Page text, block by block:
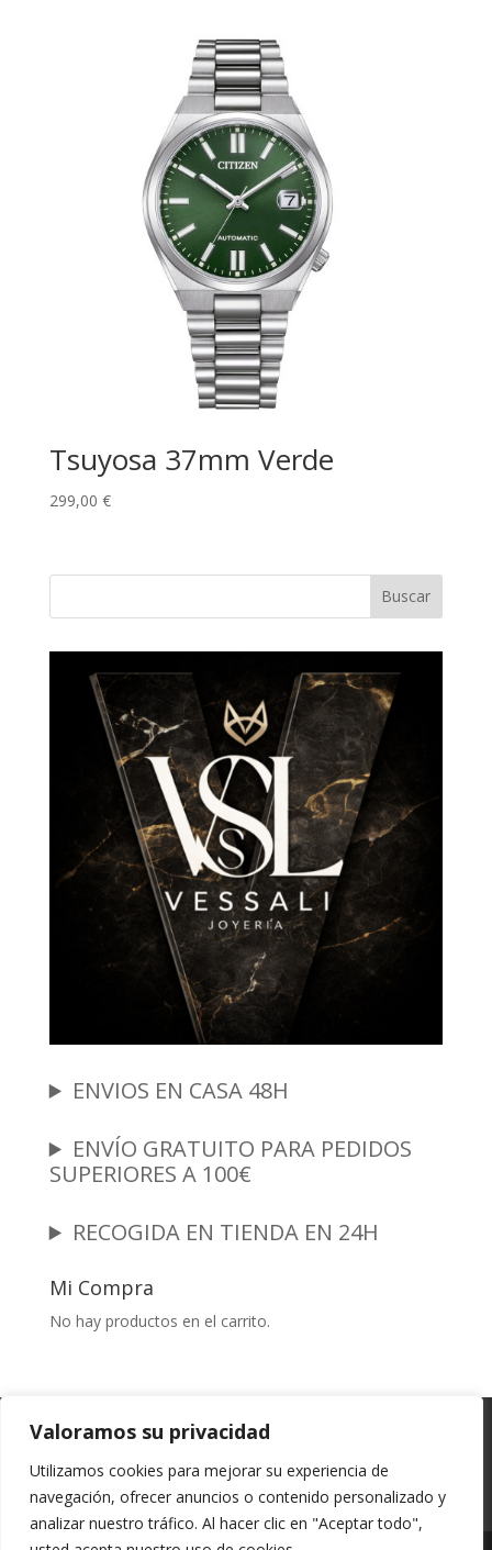
Valoramos su privacidad
Utilizamos cookies para mejorar su experiencia de
navegación, ofrecer anuncios o contenido personalizado y
analizar nuestro tráfico. Al hacer clic en "Aceptar todo",
Tsuyosa 37mm Verde
299,00 €
Buscar
ENVIOS EN CASA 48H
ENVÍO GRATUITO PARA PEDIDOS
SUPERIORES A 100€
RECOGIDA EN TIENDA EN 24H
Mi Compra
No hay productos en el carrito.
Garantia y Autenticidad
Política de Privacidad
Políticas de Cookies
Mi cuenta